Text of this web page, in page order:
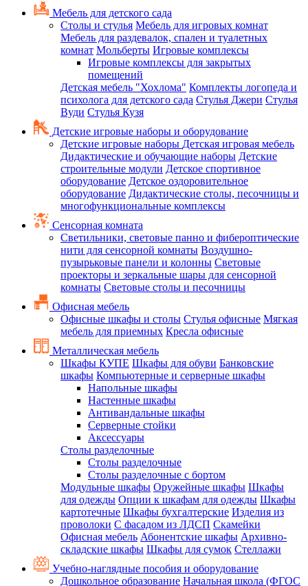
Мебель для детского сада
Столы и стулья Мебель для игровых комнат
Мебель для раздевалок, спален и туалетных
комнат Мольберты Игровые комплексы
Игровые комплексы для закрытых
помещений
Детская мебель "Хохлома" Комплекты логопеда и
психолога для детского сада Стулья Джери Стулья
Вуди Стулья Кузя
Детские игровые наборы и оборудование
Детские игровые наборы Детская игровая мебель
Дидактические и обучающие наборы Детские
строительные модули Детское спортивное
оборудование Детское оздоровительное
оборудование Дидактические столы, песочницы и
многофункциональные комплексы
Сенсорная комната
Светильники, световые панно и фибероптические
нити для сенсорной комнаты Воздушно-
пузырьковые панели и колонны Световые
проекторы и зеркальные шары для сенсорной
комнаты Световые столы и песочницы
Офисная мебель
Офисные шкафы и столы Стулья офисные Мягкая
мебель для приемных Кресла офисные
Металлическая мебель
Шкафы КУПЕ Шкафы для обуви Банковские
шкафы Компьютерные и серверные шкафы
Напольные шкафы
Настенные шкафы
Антивандальные шкафы
Серверные стойки
Аксессуары
Столы разделочные
Столы разделочные
Столы разделочные с бортом
Модульные шкафы Оружейные шкафы Шкафы
для одежды Опции к шкафам для одежды Шкафы
картотечные Шкафы бухгалтерские Изделия из
проволоки С фасадом из ЛДСП Скамейки
Офисная мебель Абонентские шкафы Архивно-
складские шкафы Шкафы для сумок Стеллажи
Учебно-наглядные пособия и оборудование
Дошкольное образование Начальная школа (ФГОС